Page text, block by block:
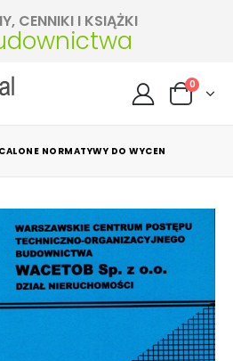
CENNIKI I KSIĄŻKI
0
NORMATYWY DO WYCEN